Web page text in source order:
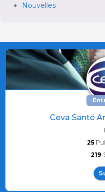
Nouvelles
Ceva Santé
25
219